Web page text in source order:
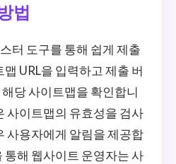
법
터 도구를 통해 쉽게 제출
URL을 입력하고 제출 버
당 사이트맵을 확인합니
사이트맵의 유효성을 검사
사용자에게 알림을 제공합
통해 웹사이트 운영자는 사